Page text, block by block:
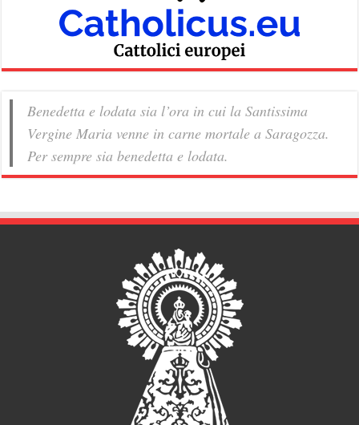
Benedetta e lodata sia l’ora in cui la Santissima
Vergine Maria venne in carne mortale a Saragozza.
Per sempre sia benedetta e lodata.